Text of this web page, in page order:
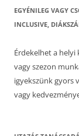
EGYÉNILEG VAGY
INCLUSIVE,
Érdekelhet a
vagy szezon
igyekszünk gyors
vagy